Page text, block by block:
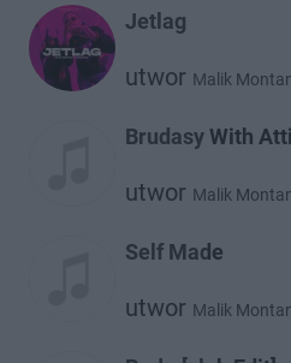
Jetlag
utwor Malik
The Plug
Brudasy With
utwor Malik
Self Made
utwor Malik